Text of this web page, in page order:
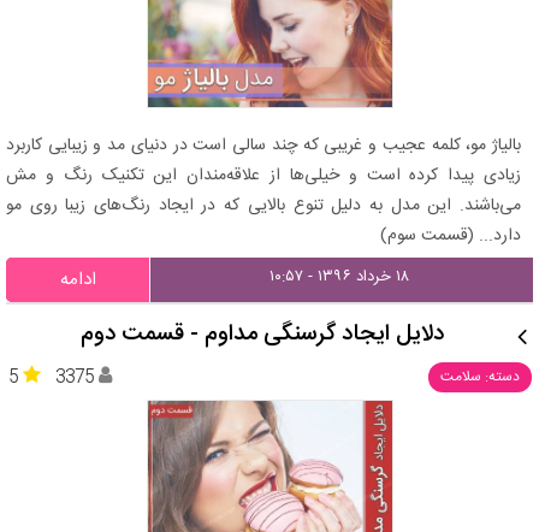
بالیاژ مو، کلمه عجیب و غریبی که چند سالی است در دنیای مد و زیبایی کاربرد
زیادی پیدا کرده است و خیلی‌ها از علاقه‌مندان این تکنیک رنگ و مش
می‌باشند. این مدل به دلیل تنوع بالایی که در ایجاد رنگ‌های زیبا روی مو
دارد... (قسمت سوم)
۱۸ خرداد ۱۳۹۶ - ۱۰:۵۷ ادامه
دلایل ایجاد گرسنگی مداوم - قسمت دوم
دسته: سلامت 5 3375